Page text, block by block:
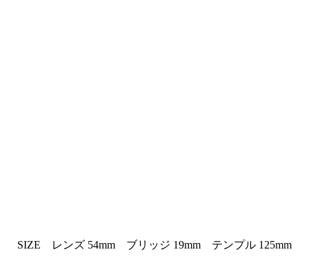
SIZE レンズ 54mm ブリッジ 19mm テンプル 125mm